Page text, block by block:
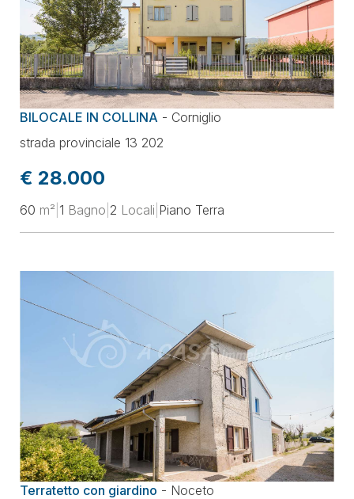
BILOCALE IN COLLINA - Corniglio
strada provinciale 13 202
€ 28.000
60 m² 1 Bagno 2 Locali Piano Terra
Terratetto con giardino - Noceto